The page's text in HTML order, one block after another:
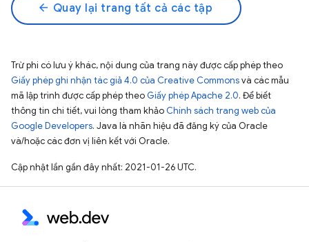
arrow_back Quay lại trang tất cả các tập
Trừ phi có lưu ý khác, nội dung của trang này được cấp phép theo
Giấy phép ghi nhận tác giả 4.0 của Creative Commonsvà các mẫu
mã lập trình được cấp phép theo Giấy phép Apache 2.0. Để biết
thông tin chi tiết, vui lòng tham khảo Chính sách trang web của
Google Developers. Java là nhãn hiệu đã đăng ký của Oracle
và/hoặc các đơn vị liên kết với Oracle.
Cập nhật lần gần đây nhất: 2021-01-26 UTC.